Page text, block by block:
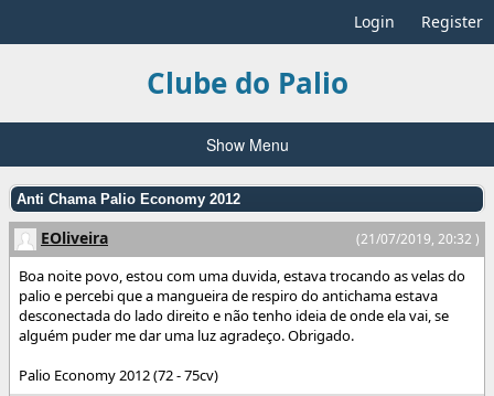
Login Register
Clube do Palio
Show Menu
Anti Chama Palio Economy 2012
(21/07/2019, 20:32 )
EOliveira
Boa noite povo, estou com uma duvida, estava trocando as velas do
palio e percebi que a mangueira de respiro do antichama estava
desconectada do lado direito e não tenho ideia de onde ela vai, se
alguém puder me dar uma luz agradeço. Obrigado.
Palio Economy 2012 (72 - 75cv)